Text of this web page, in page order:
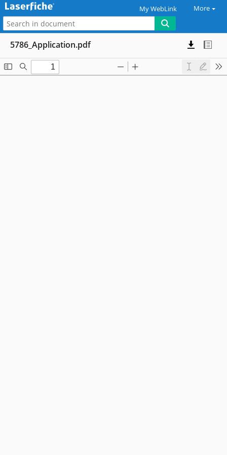
My WebLink More
5786_Application.pdf